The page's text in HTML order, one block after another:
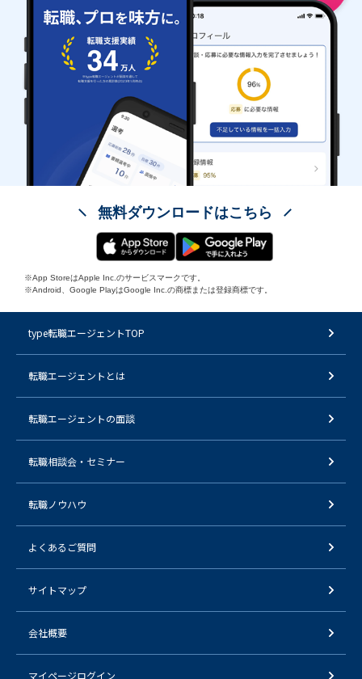
無料ダウンロードはこちら
※App StoreはApple Inc.のサービスマークです。
※Android、Google PlayはGoogle Inc.の商標または登録商標です。
type転職エージェントTOP
転職エージェントとは
転職エージェントの面談
転職相談会・セミナー
転職ノウハウ
よくあるご質問
サイトマップ
会社概要
マイページログイン